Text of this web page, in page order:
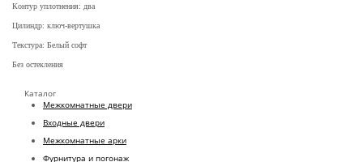
Контур уплотнения: два
Цилиндр: ключ-вертушка
Текстура: Белый софт
Без остекления
Каталог
Межкомнатные двери
Входные двери
Межкомнатные арки
Фурнитура и погонаж